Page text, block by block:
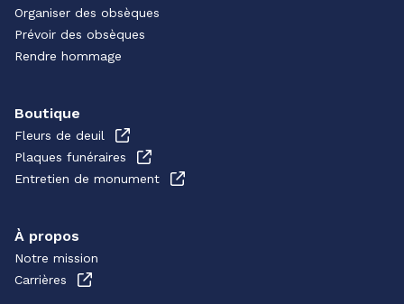
Organiser des obsèques
Prévoir des obsèques
Rendre hommage
Boutique
Fleurs de deuil
Plaques funéraires
Entretien de monument
À propos
Notre mission
Carrières